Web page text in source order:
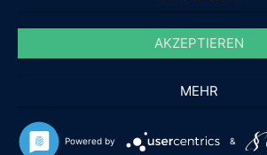
AKZEPTIEREN
MEHR
Powered by &